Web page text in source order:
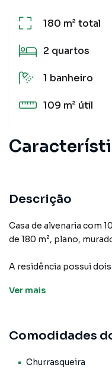
180 m²total
2 quartos
1 banheiro
109 m² útil
Lavanderia
Gourmet
Descrição
Casa de alvenaria com
de 180 m², plano,
A residência possui
veículo, edícula com
Ver mais
Comodidades
Churrasqueira